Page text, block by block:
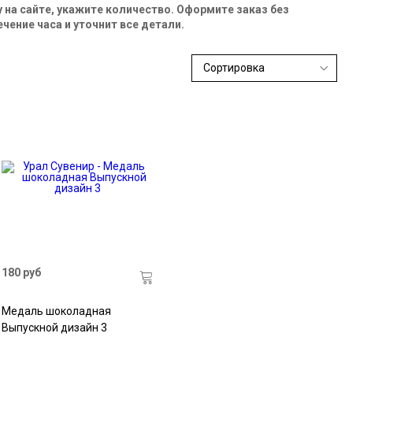
сайте, укажите количество. Оформите заказ без
часа и уточнит все детали.
180 руб
Медаль шоколадная
Выпускной дизайн 3